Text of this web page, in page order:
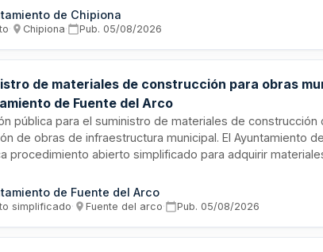
en infraestructuras, edificios municipales, centros
en función de las necesidades que se vayan
de Chipiona
· Chipiona· Pub. 05/08/2026
de materiales de construcción para obras
de Fuente del Arco
pública para el suministro de materiales de construcción
de obras de infraestructura municipal. El Ayuntamiento
procedimiento abierto simplificado para adquirir
aceros, pinturas, parque minigolf, cubierta de bloques
Moruno. Las obras se ejecutarán por administración
de Fuente del Arco
simplificado· Fuente del arco· Pub. 05/08/2026